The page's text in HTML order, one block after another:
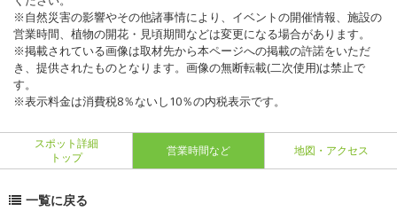
※自然災害の影響やその他諸事情により、イベントの開催情報、施設の
営業時間、植物の開花・見頃期間などは変更になる場合があります。
※掲載されている画像は取材先から本ページへの掲載の許諾をいただ
き、提供されたものとなります。画像の無断転載(二次使用)は禁止で
す。
※表示料金は消費税8％ないし10％の内税表示です。
スポット詳細
トップ
営業時間など 地図・アクセス
一覧に戻る